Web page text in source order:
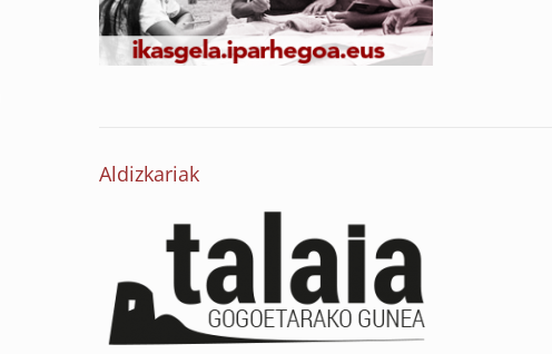
Aldizkariak